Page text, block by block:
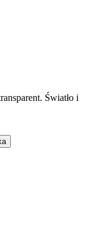
Światło i